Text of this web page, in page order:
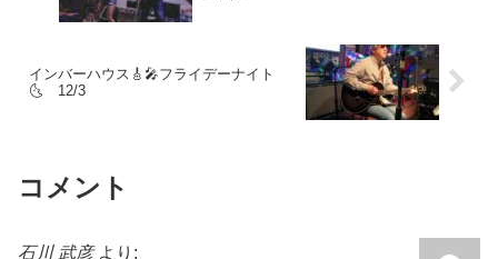
インバーハウス🎸🎤フライデーナイト
🌜 12/3
コメント
石川 武彦 より: